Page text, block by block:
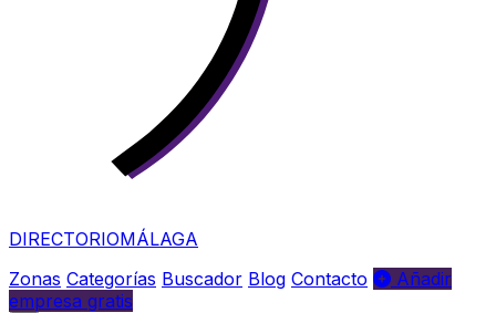
DIRECTORIOMÁLAGA
Zonas Categorías Buscador Blog Contacto
Añadir
empresa gratis